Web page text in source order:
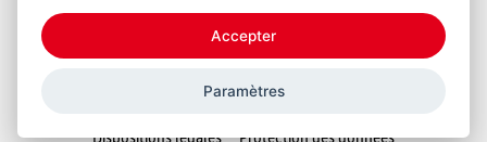
Dispositions légales
Protection des données
Accepter
Paramètres